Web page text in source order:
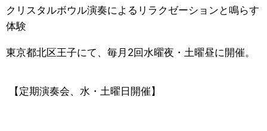
クリスタルボウル演奏によるリラクゼーションと鳴らす
体験
東京都北区王子にて、毎月2回水曜夜・土曜昼に開催。
【定期演奏会、水・土曜日開催】